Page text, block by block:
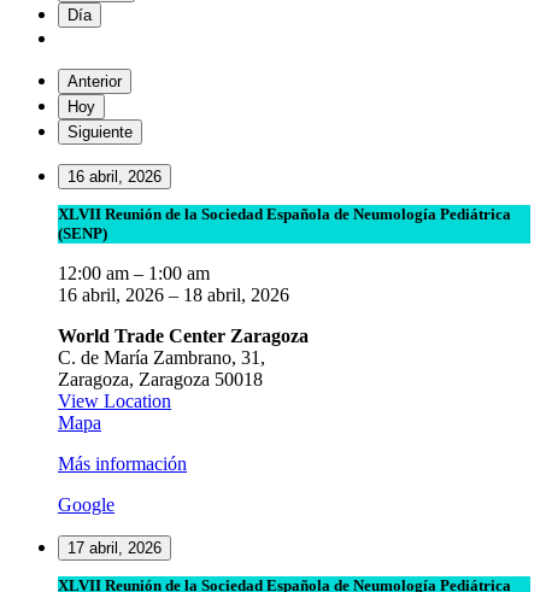
Día
Anterior
Hoy
Siguiente
16 abril, 2026
XLVII
Reunión
la
Sociedad
de
Neumología
Pediátrica
(SENP)
XLVII Reunión de la Sociedad Española de Neumología Pediátrica
(SENP)
12:00 am – 1:00 am
16 abril, 2026 – 18 abril, 2026
World Trade Center Zaragoza
C. de María Zambrano, 31,
Zaragoza, Zaragoza 50018
View Location
Mapa
Center
Más información
Google
17 abril, 2026
XLVII
XLVII Reunión de la Sociedad Española de Neumología Pediátrica